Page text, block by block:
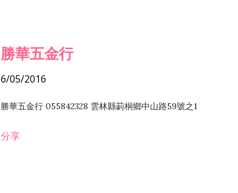
勝華五金行
6/05/2016
勝華五金行 055842328 雲林縣莿桐鄉中山路59號之1
分享